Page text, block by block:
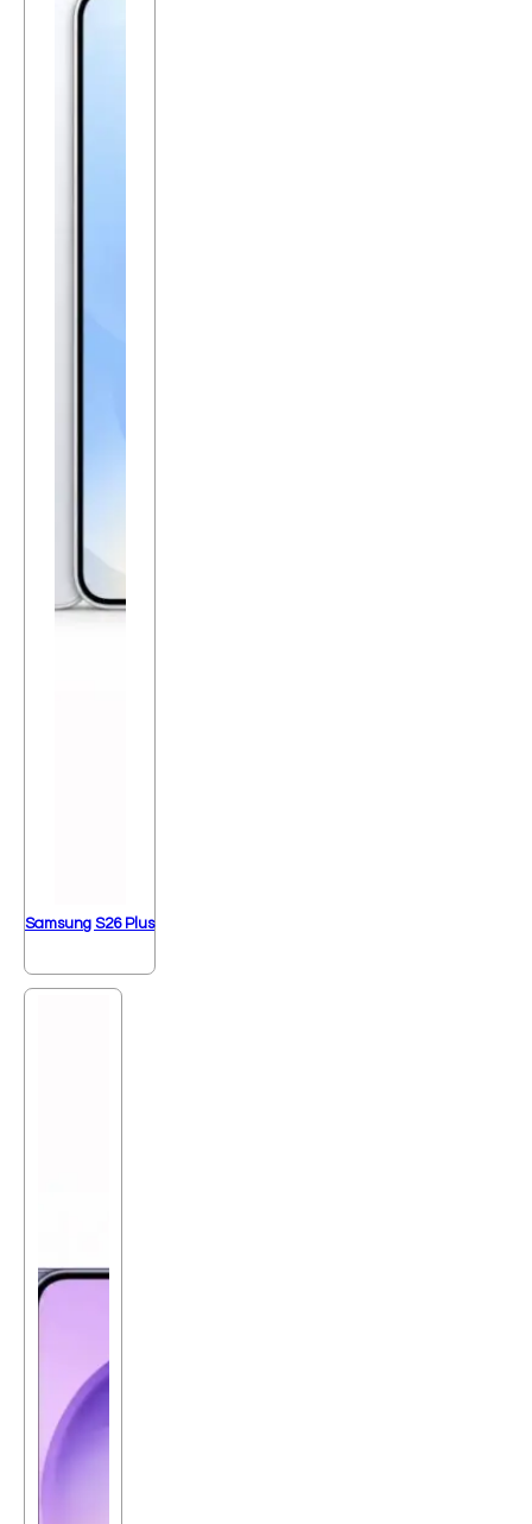
Samsung S26 Plus